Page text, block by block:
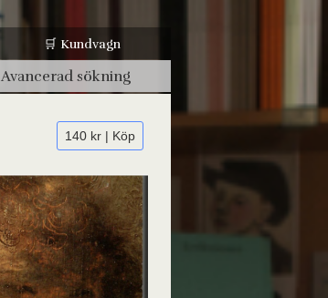
🛒 Kundvagn
Avancerad sökning
140 kr | Köp